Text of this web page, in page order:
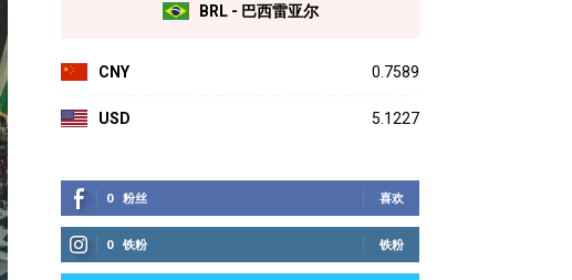
BRL - 巴西雷亚尔
CNY 0.7589
USD 5.1227
0 粉丝 喜欢
0 铁粉 铁粉